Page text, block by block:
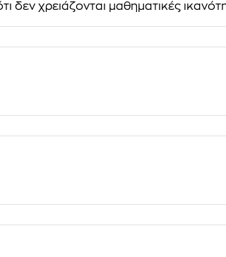
δεν χρειάζονται μαθηματικές